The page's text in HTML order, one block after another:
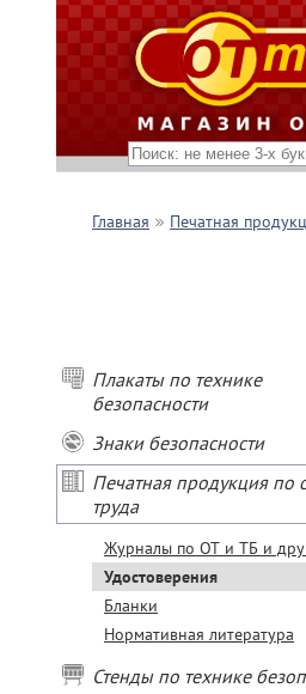
Главная Печатная
Плакаты по технике
безопасности
Знаки безопасности
Печатная продукция по
труда
Журналы по ОТ и ТБ и
Удостоверения
Бланки
Нормативная литература
Стенды по технике